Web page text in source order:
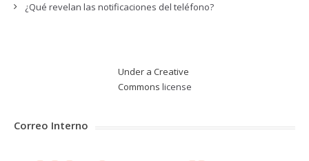
¿Qué revelan las notificaciones del teléfono?
Under a Creative
Commons license
Correo Interno